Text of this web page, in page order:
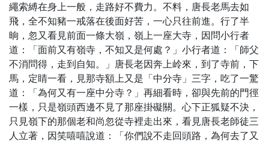
繩索縛在身上一般，走路好不費力。不料，唐長老馬去如
飛，全不知豬一戒落在後面好苦，一心只往前進。行了半
晌，忽又看見前面一條大嶺，嶺上一座大寺，因問小行者
道：「面前又有嶺寺，不知又是何處？」小行者道：「師父
不消問得，走到自知。」唐長老因奔上岭來，到了寺前，下
馬，定睛一看，見那寺額上又是「中分寺」三字，吃了一驚
道：「為何又有一座中分寺？」再細看時，卻與先前的門徑
一樣，只是嶺頭西邊不見了那座掛礙關。心下正狐疑不決，
只見嶺下的那個老和尚忽從寺裡走出來，看見唐長老師徒三
人立著，因笑嘻嘻說道：「你們說不走回頭路，為何去了又